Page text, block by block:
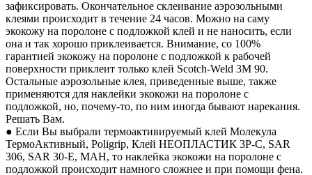
зафиксировать. Окончательное склеивание аэрозольными
клеями происходит в течение 24 часов. Можно на саму
экокожу на поролоне с подложкой клей и не наносить, если
она и так хорошо приклеивается. Внимание, со 100%
гарантией экокожу на поролоне с подложкой к рабочей
поверхности приклеит только клей Scotch-Weld 3M 90.
Остальные аэрозольные клея, приведенные выше, также
применяются для наклейки экокожи на поролоне с
подложкой, но, почему-то, по ним иногда бывают нарекания.
Решать Вам.
● Если Вы выбрали термоактивируемый клей Молекула
ТермоАктивный, Poligrip, Клей НЕОПЛАСТИК 3P-C, SAR
306, SAR 30-E, MAH, то наклейка экокожи на поролоне с
подложкой происходит намного сложнее и при помощи фена.